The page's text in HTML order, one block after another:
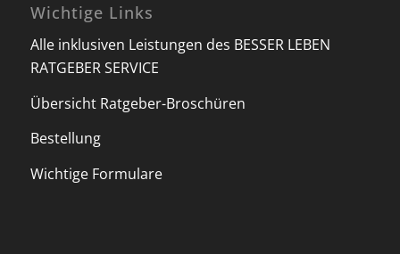
Wichtige Links
Alle inklusiven Leistungen des BESSER LEBEN
RATGEBER SERVICE
Übersicht Ratgeber-Broschüren
Bestellung
Wichtige Formulare